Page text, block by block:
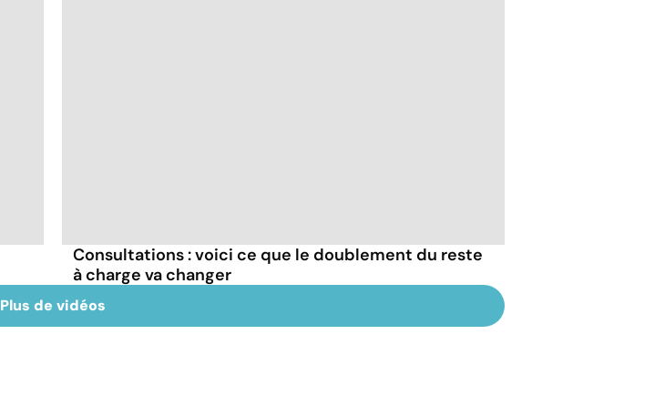
Consultations : voici ce que le doublement du reste
à charge va changer
Plus de vidéos